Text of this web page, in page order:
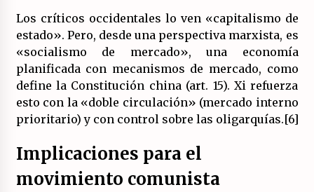
Los críticos occidentales lo ven «capitalismo de
estado». Pero, desde una perspectiva marxista, es
«socialismo de mercado», una economía
planificada con mecanismos de mercado, como
define la Constitución china (art. 15). Xi refuerza
esto con la «doble circulación» (mercado interno
prioritario) y con control sobre las oligarquías.[6]
Implicaciones para el
movimiento comunista